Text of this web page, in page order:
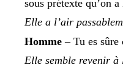
sous prétexte quʼon
Elle a lʼair
Homme – Tu es
Elle semble revenir à